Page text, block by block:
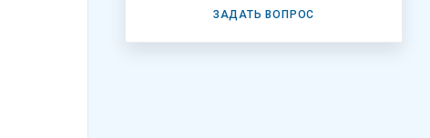
ЗАДАТЬ ВОПРОС